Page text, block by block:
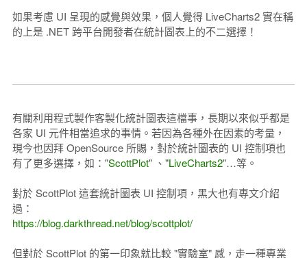
如果考慮 UI 呈現的感覺與效果，個人覺得 LiveCharts2 實在稱
的上是 .NET 跨平台開發者在統計圖表上的不二選擇！
有關利用程式製作客製化統計圖表這檔事，長期以來似乎都是
各家 UI 元件相當追求的事情。若因為各種外在因素的考量，
現今也因拜 OpenSource 所賜，對於統計圖表的 UI 控制項也
有了更多選擇，如："ScottPlot" 、"LiveCharts2"…等。
對於 ScottPlot 這套統計圖表 UI 控制項，黑大也有專文介紹
過：
https://blog.darkthread.net/blog/scottplot/
但對於 ScottPlot 的第一印象就比較 "實驗室" 感，走一種專業